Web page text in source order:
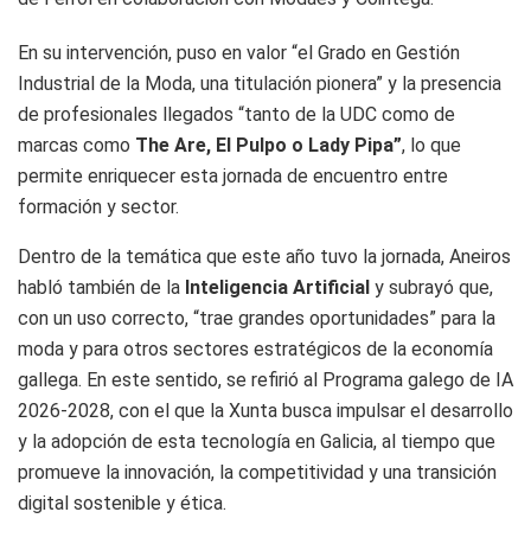
En su intervención, puso en valor “el Grado en Gestión
Industrial de la Moda, una titulación pionera” y la presencia
de profesionales llegados “tanto de la UDC como de
marcas como The Are, El Pulpo o Lady Pipa”, lo que
permite enriquecer esta jornada de encuentro entre
formación y sector.
Dentro de la temática que este año tuvo la jornada, Aneiros
habló también de la Inteligencia Artificial y subrayó que,
con un uso correcto, “trae grandes oportunidades” para la
moda y para otros sectores estratégicos de la economía
gallega. En este sentido, se refirió al Programa galego de IA
2026-2028, con el que la Xunta busca impulsar el desarrollo
y la adopción de esta tecnología en Galicia, al tiempo que
promueve la innovación, la competitividad y una transición
digital sostenible y ética.